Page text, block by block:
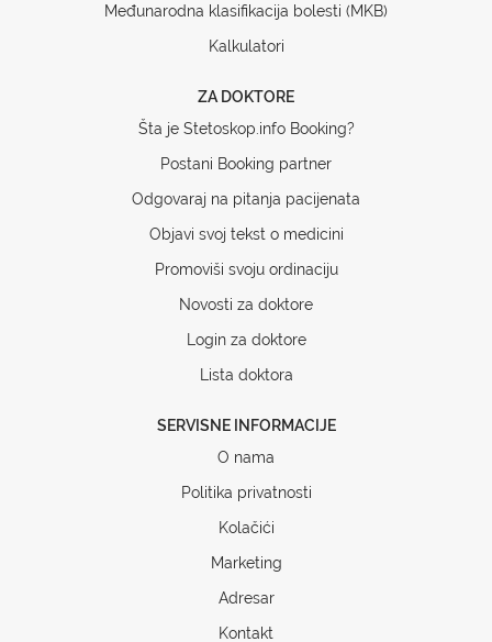
Međunarodna klasifikacija bolesti (MKB)
Kalkulatori
ZA DOKTORE
Šta je Stetoskop.info Booking?
Postani Booking partner
Odgovaraj na pitanja pacijenata
Objavi svoj tekst o medicini
Promoviši svoju ordinaciju
Novosti za doktore
Login za doktore
Lista doktora
SERVISNE INFORMACIJE
O nama
Politika privatnosti
Kolačići
Marketing
Adresar
Kontakt